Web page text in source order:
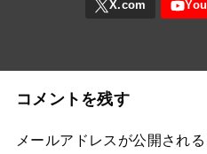
コメントを残す
メールアドレスが公開され